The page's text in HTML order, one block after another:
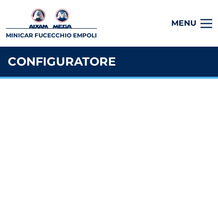
MINICAR FUCECCHIO EMPOLI
MENU
CONFIGURATORE